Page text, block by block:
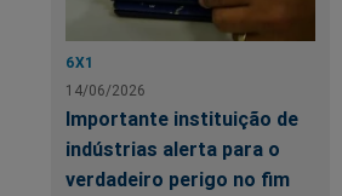
6X1
14/06/2026
Importante instituição de
indústrias alerta para o
verdadeiro perigo no fim